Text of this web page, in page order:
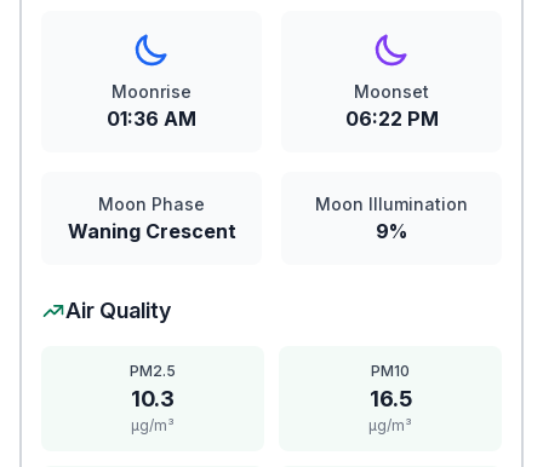
Moonrise
01:36 AM
Moonset
06:22 PM
Moon Phase
Waning Crescent
Moon Illumination
9%
Air Quality
PM2.5
10.3
μg/m³
PM10
16.5
μg/m³